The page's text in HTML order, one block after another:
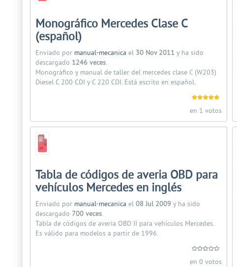
Monográfico Mercedes Clase C
(español)
Enviado por manual-mecanica el 30 Nov 2011 y ha sido
descargado 1246 veces.
Monográfico y manual de taller del mercedes clase C (W203)
Diesel C 200 CDI y C 220 CDI. Está escrito en español.
en 1 votos
Tabla de códigos de averia OBD para
vehículos Mercedes en inglés
Enviado por manual-mecanica el 08 Jul 2009y ha sido
descargado 700 veces.
Tabla de códigos de averia OBD II para vehículos Mercedes.
Es válido para modelos a partir de 1996.
en 0 votos